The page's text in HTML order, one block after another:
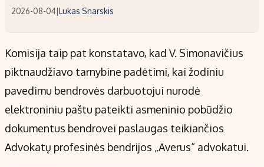
2026-08-04|Lukas Snarskis
Komisija taip pat konstatavo, kad V. Simonavičius
piktnaudžiavo tarnybine padėtimi, kai žodiniu
pavedimu bendrovės darbuotojui nurodė
elektroniniu paštu pateikti asmeninio pobūdžio
dokumentus bendrovei paslaugas teikiančios
Advokatų profesinės bendrijos „Averus“ advokatui.